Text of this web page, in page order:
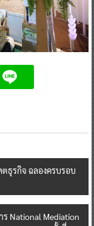
ตธุรกิจ ฉลองครบรอบ
ร National Mediation